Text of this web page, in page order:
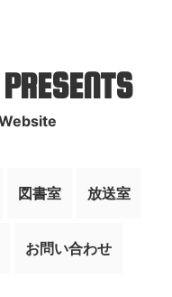
図書室 放送室
お問い合わせ